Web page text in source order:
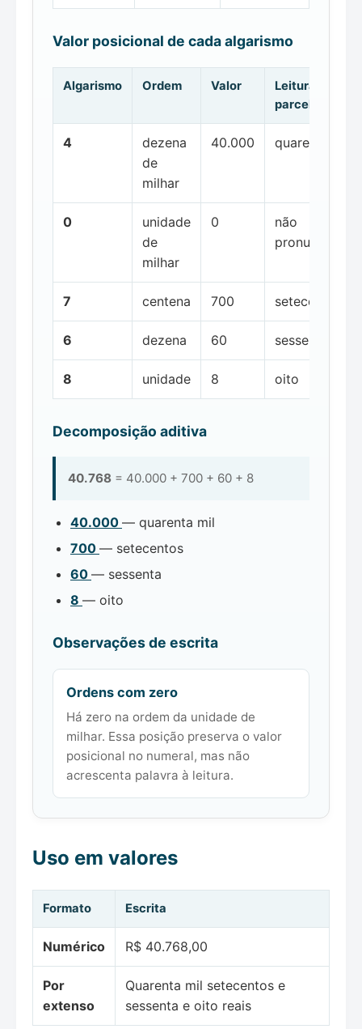
Valor posicional de cada algarismo
Algarismo Ordem Valor
Leitura da
parcela
4
dezena
de
milhar
40.000 quarenta mil
0
unidade
de
milhar
0
não
pronunciada
7 centena 700 setecentos
6 dezena 60 sessenta
8 unidade 8 oito
Decomposição aditiva
40.768 = 40.000 + 700 + 60 + 8
40.000 — quarenta mil
700 — setecentos
60 — sessenta
8 — oito
Observações de escrita
Ordens com zero
Há zero na ordem da unidade de
milhar. Essa posição preserva o valor
posicional no numeral, mas não
acrescenta palavra à leitura.
Uso em valores
Formato Escrita
Numérico R$ 40.768,00
Por
extenso
Quarenta mil setecentos e
sessenta e oito reais